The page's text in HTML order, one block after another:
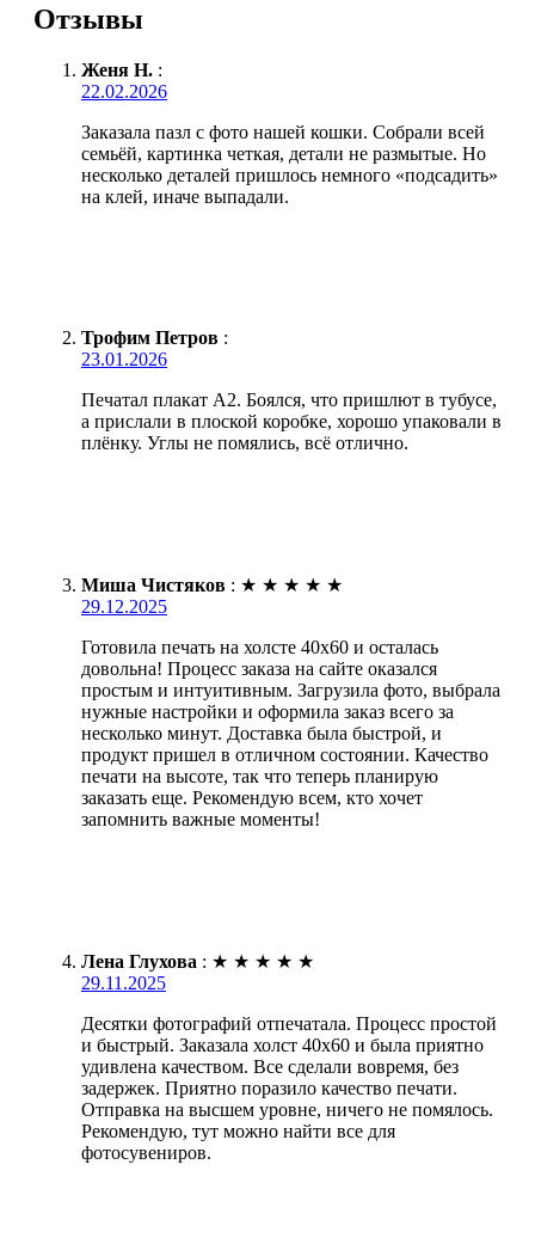
Отзывы
Женя Н. :
22.02.2026
Заказала пазл с фото нашей кошки. Собрали всей
семьёй, картинка четкая, детали не размытые. Но
несколько деталей пришлось немного «подсадить»
на клей, иначе выпадали.
Трофим Петров :
23.01.2026
Печатал плакат А2. Боялся, что пришлют в тубусе,
а прислали в плоской коробке, хорошо упаковали в
плёнку. Углы не помялись, всё отлично.
Миша Чистяков : ★ ★ ★ ★ ★
29.12.2025
Готовила печать на холсте 40х60 и осталась
довольна! Процесс заказа на сайте оказался
простым и интуитивным. Загрузила фото, выбрала
нужные настройки и оформила заказ всего за
несколько минут. Доставка была быстрой, и
продукт пришел в отличном состоянии. Качество
печати на высоте, так что теперь планирую
заказать еще. Рекомендую всем, кто хочет
запомнить важные моменты!
Лена Глухова : ★ ★ ★ ★ ★
29.11.2025
Десятки фотографий отпечатала. Процесс простой
и быстрый. Заказала холст 40х60 и была приятно
удивлена качеством. Все сделали вовремя, без
задержек. Приятно поразило качество печати.
Отправка на высшем уровне, ничего не помялось.
Рекомендую, тут можно найти все для
фотосувениров.